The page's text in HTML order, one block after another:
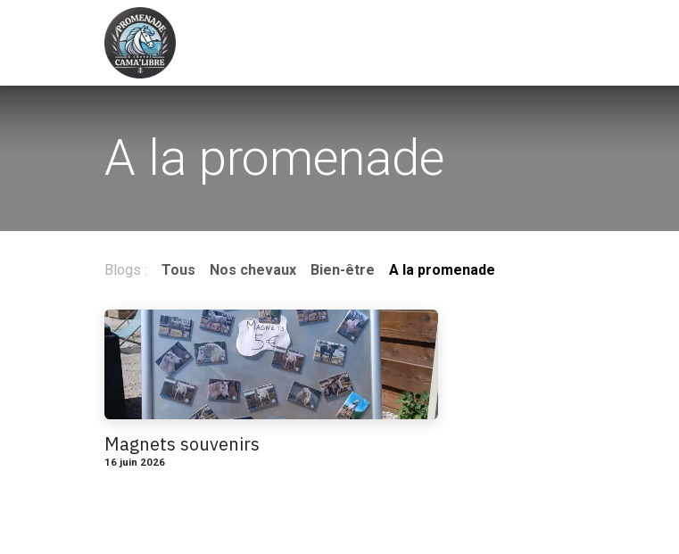
Se rendre au contenu
A la promenade
Blogs : Tous Nos chevaux Bien-être A la promenade
Magnets souvenirs
16 juin 2026